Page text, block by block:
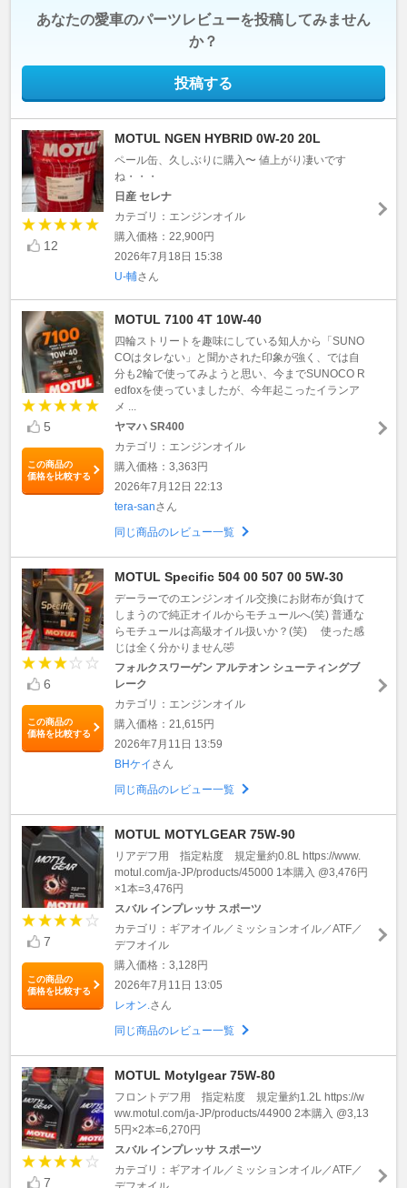
あなたの愛車のパーツレビューを投稿してみません
か？
投稿する
12
MOTUL NGEN HYBRID 0W-20 20L
ペール缶、久しぶりに購入〜 値上がり凄いです
ね・・・
日産 セレナ
カテゴリ：エンジンオイル
購入価格：22,900円
2026年7月18日 15:38
U-輔さん
5
この商品の
価格を比較する
MOTUL 7100 4T 10W-40
四輪ストリートを趣味にしている知人から「SUNO
COはタレない」と聞かされた印象が強く、では自
分も2輪で使ってみようと思い、今までSUNOCO R
edfoxを使っていましたが、今年起こったイランア
メ ...
ヤマハ SR400
カテゴリ：エンジンオイル
購入価格：3,363円
2026年7月12日 22:13
tera-sanさん
同じ商品のレビュー一覧
6
この商品の
価格を比較する
MOTUL Specific 504 00 507 00 5W-30
デーラーでのエンジンオイル交換にお財布が負けて
しまうので純正オイルからモチュールへ(笑) 普通な
らモチュールは高級オイル扱いか？(笑) 使った感
じは全く分かりません🤣
フォルクスワーゲン アルテオン シューティングブ
レーク
カテゴリ：エンジンオイル
購入価格：21,615円
2026年7月11日 13:59
BHケイ さん
同じ商品のレビュー一覧
7
この商品の
価格を比較する
MOTUL MOTYLGEAR 75W-90
リアデフ用 指定粘度 規定量約0.8L https://www.
motul.com/ja-JP/products/45000 1本購入 @3,476円
×1本=3,476円
スバル インプレッサ スポーツ
カテゴリ：ギアオイル／ミッションオイル／ATF／
デフオイル
購入価格：3,128円
2026年7月11日 13:05
レオン. さん
同じ商品のレビュー一覧
7
MOTUL Motylgear 75W-80
フロントデフ用 指定粘度 規定量約1.2L https://w
ww.motul.com/ja-JP/products/44900 2本購入 @3,13
5円×2本=6,270円
スバル インプレッサ スポーツ
カテゴリ：ギアオイル／ミッションオイル／ATF／